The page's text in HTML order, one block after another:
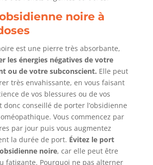
noire à
est une pierre très absorbante,
les énergies négatives de votre
ou de votre subconscient. Elle peut
très envahissante, en vous faisant
de vos blessures ou de vos
donc conseillé de porter l’obsidienne
Vous commencez par
par jour puis vous augmentez
la durée de port. Évitez le port
noire, car elle peut être
fatigante. Pourquoi ne pas alterner